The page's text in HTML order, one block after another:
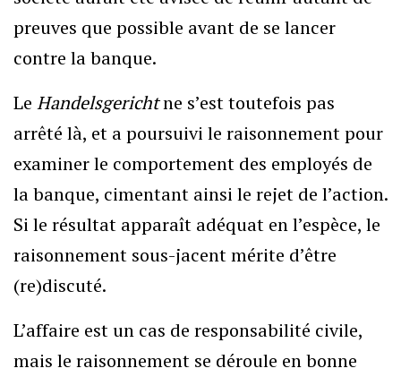
preuves que possible avant de se lancer
contre la banque.
Le Handelsgerichtne s’est toutefois pas
arrêté là, et a poursuivi le raisonnement pour
examiner le comportement des employés de
la banque, cimentant ainsi le rejet de l’action.
Si le résultat apparaît adéquat en l’espèce, le
raisonnement sous-jacent mérite d’être
(re)discuté.
L’affaire est un cas de responsabilité civile,
mais le raisonnement se déroule en bonne